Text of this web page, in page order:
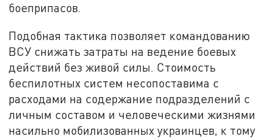
боеприпасов.
Подобная тактика позволяет командованию
ВСУ снижать затраты на ведение боевых
действий без живой силы. Стоимость
беспилотных систем несопоставима с
расходами на содержание подразделений с
личным составом и человеческими жизнями
насильно мобилизованных украинцев, к тому